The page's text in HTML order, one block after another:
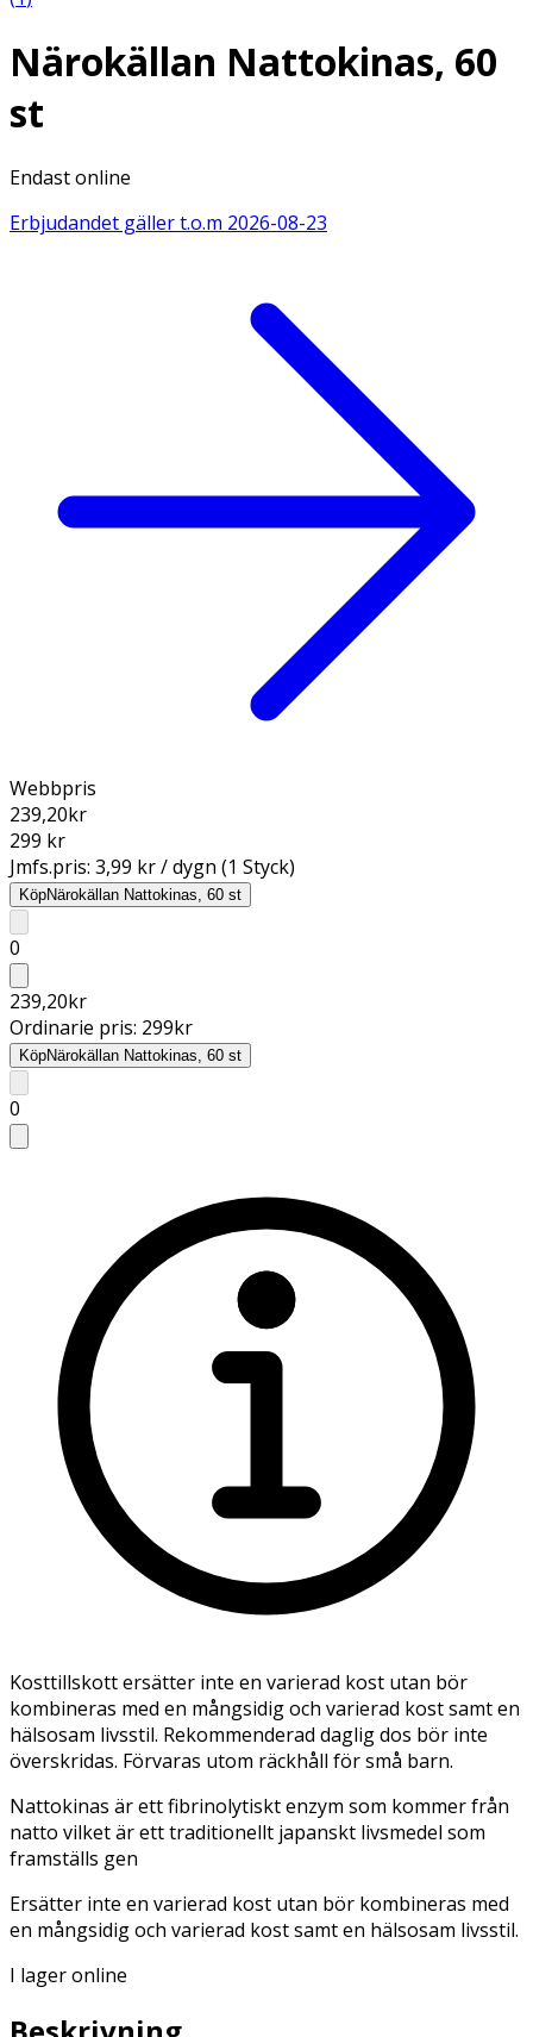
Närokällan Nattokinas, 60
st
Endast online
Erbjudandet gäller t.o.m 2026-08-23
Webbpris
239,20kr
299 kr
Jmfs.pris: 3,99 kr / dygn (1 Styck)
KöpNärokällan Nattokinas, 60 st
0
239,20kr
Ordinarie pris: 299kr
KöpNärokällan Nattokinas, 60 st
0
Kosttillskott ersätter inte en varierad kost utan bör
kombineras med en mångsidig och varierad kost samt en
hälsosam livsstil. Rekommenderad daglig dos bör inte
överskridas. Förvaras utom räckhåll för små barn.
Nattokinas är ett fibrinolytiskt enzym som kommer från
natto vilket är ett traditionellt japanskt livsmedel som
framställs gen
Ersätter inte en varierad kost utan bör kombineras med
en mångsidig och varierad kost samt en hälsosam livsstil.
I lager online